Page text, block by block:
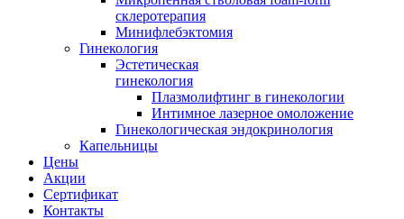
склеротерапия
Минифлебэктомия
Гинекология
Эстетическая
гинекология
Плазмолифтинг в гинекологии
Интимное лазерное омоложение
Гинекологическая эндокринология
Капельницы
Цены
Акции
Сертификат
Контакты